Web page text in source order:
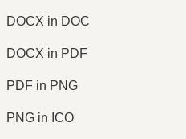
DOCX in DOC
DOCX in PDF
PDF in PNG
PNG in ICO